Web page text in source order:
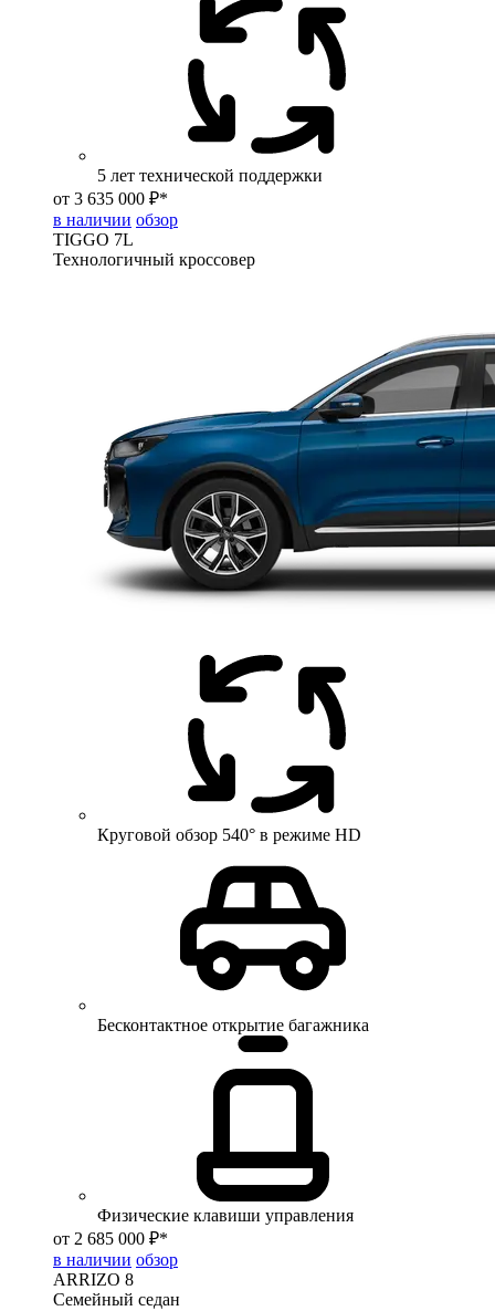
5 лет технической поддержки
от 3 635 000 ₽*
в наличии обзор
TIGGO 7L
Технологичный кроссовер
Круговой обзор 540° в режиме HD
Бесконтактное открытие багажника
Физические клавиши управления
от 2 685 000 ₽*
в наличии обзор
ARRIZO 8
Семейный седан